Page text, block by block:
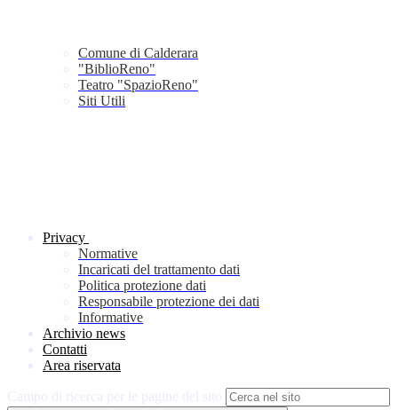
Comune di Calderara
"BiblioReno"
Teatro "SpazioReno"
Siti Utili
Privacy
Normative
Incaricati del trattamento dati
Politica protezione dati
Responsabile protezione dei dati
Informative
Archivio news
Contatti
Area riservata